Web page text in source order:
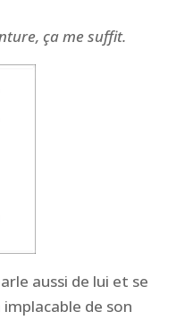
ça me suffit.
aussi de lui et se
de son